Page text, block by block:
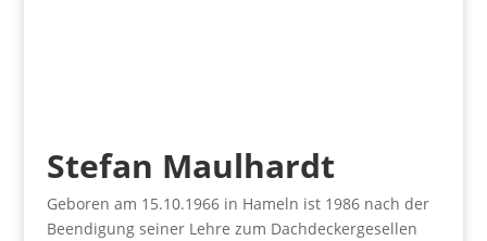
Stefan Maulhardt
Geboren am 15.10.1966 in Hameln ist 1986 nach der
Beendigung seiner Lehre zum Dachdeckergesellen